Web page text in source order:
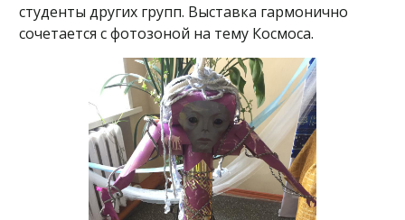
студенты других групп. Выставка гармонично
сочетается с фотозоной на тему Космоса.